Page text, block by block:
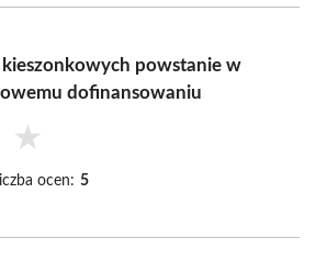
powstanie w
dofinansowaniu
★
ocen: 5